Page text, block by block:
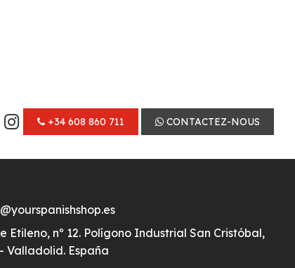
+34 608 860 711 CONTACTEZ-NOUS
Etileno, nº 12. Polígono Industrial San Cristóbal,
Valladolid. España